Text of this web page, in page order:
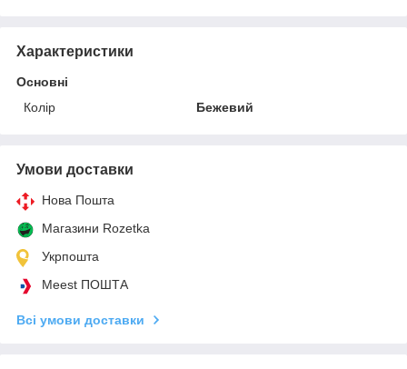
Характеристики
Основні
Колір
Бежевий
Умови доставки
Нова Пошта
Магазини Rozetka
Укрпошта
Meest ПОШТА
Всі умови доставки